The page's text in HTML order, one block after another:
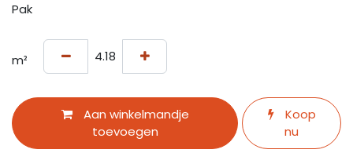
Pak
m²
Aan winkelmandje
toevoegen
Koop
nu